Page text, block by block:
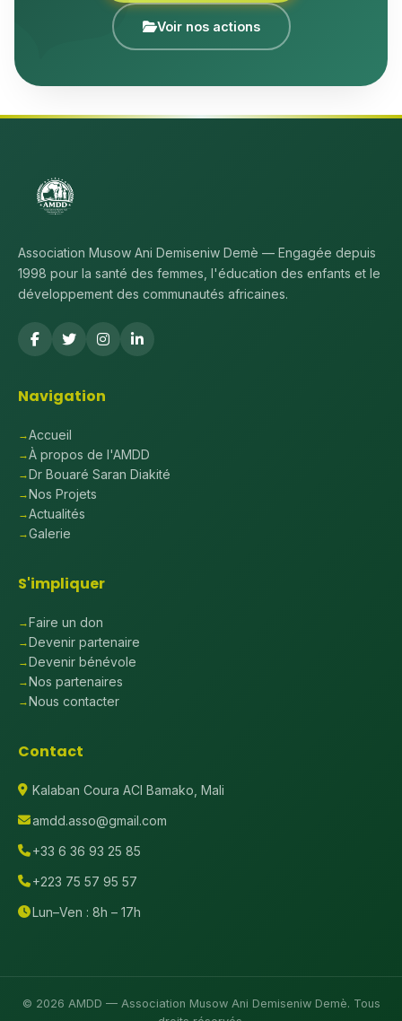
Voir nos actions
Association Musow Ani Demiseniw Demè — Engagée depuis
1998 pour la santé des femmes, l'éducation des enfants et le
développement des communautés africaines.
Navigation
Accueil
À propos de l'AMDD
Dr Bouaré Saran Diakité
Nos Projets
Actualités
Galerie
S'impliquer
Faire un don
Devenir partenaire
Devenir bénévole
Nos partenaires
Nous contacter
Contact
Kalaban Coura ACI Bamako, Mali
amdd.asso@gmail.com
+33 6 36 93 25 85
+223 75 57 95 57
Lun–Ven : 8h – 17h
© 2026 AMDD — Association Musow Ani Demiseniw Demè. Tous